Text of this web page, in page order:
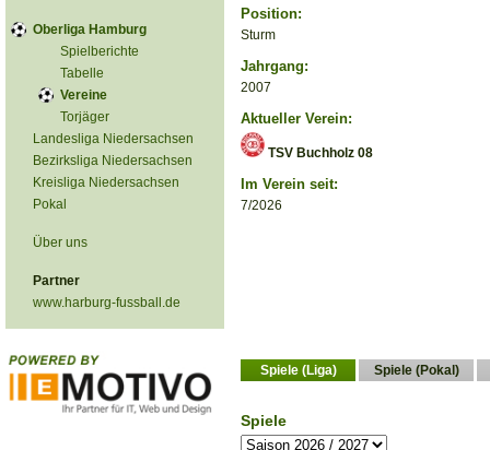
Oberliga Hamburg
Spielberichte
Tabelle
Vereine
Torjäger
Landesliga Niedersachsen
Bezirksliga Niedersachsen
Kreisliga Niedersachsen
Pokal
Über uns
Partner
www.harburg-fussball.de
Position:
Sturm
Jahrgang:
2007
Aktueller Verein:
TSV Buchholz 08
Im Verein seit:
7/2026
Spiele (Liga) Spiele (Pokal)
Spiele